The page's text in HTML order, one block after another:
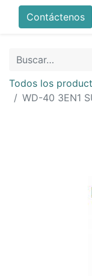
Contáctenos
Todos los
WD-40 3EN1